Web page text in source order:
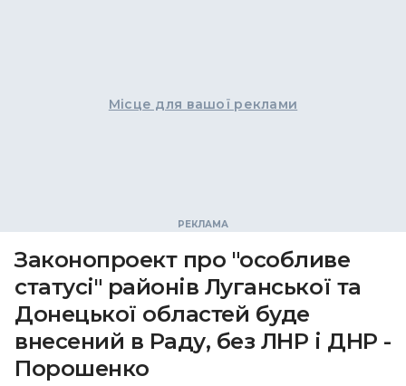
Місце для вашої реклами
Законопроект про "особливе
статусі" районів Луганської та
Донецької областей буде
внесений в Раду, без ЛНР і ДНР -
Порошенко